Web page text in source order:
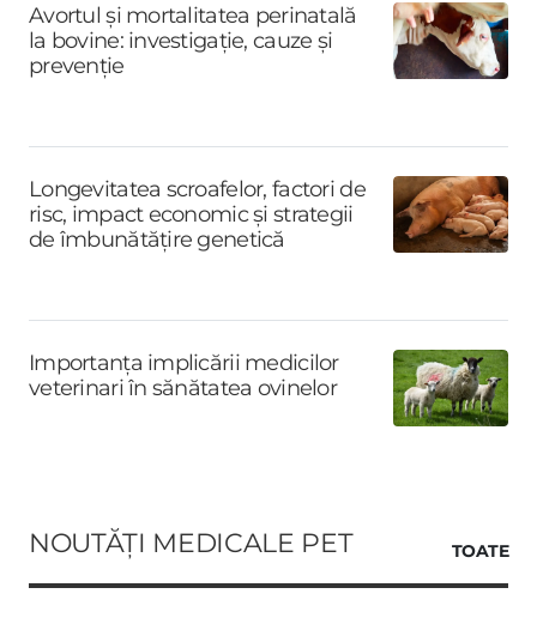
Avortul și mortalitatea perinatală
la bovine: investigație, cauze și
prevenție
Longevitatea scroafelor, factori de
risc, impact economic și strategii
de îmbunătățire genetică
Importanța implicării medicilor
veterinari în sănătatea ovinelor
NOUTĂȚI MEDICALE PET TOATE